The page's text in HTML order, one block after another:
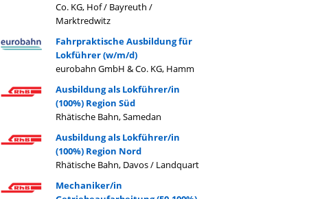
Co. KG, Hof / Bayreuth /
Marktredwitz
Fahrpraktische Ausbildung für
Lokführer (w/m/d)
eurobahn GmbH & Co. KG, Hamm
Ausbildung als Lokführer/in
(100%) Region Süd
Rhätische Bahn, Samedan
Ausbildung als Lokführer/in
(100%) Region Nord
Rhätische Bahn, Davos / Landquart
Mechaniker/in